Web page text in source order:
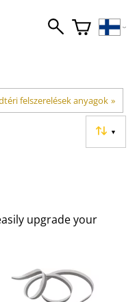
felszerelések anyagok ‪»
▼
upgrade your